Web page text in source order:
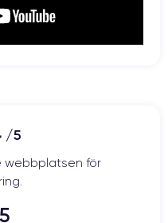
/5
webbplatsen för